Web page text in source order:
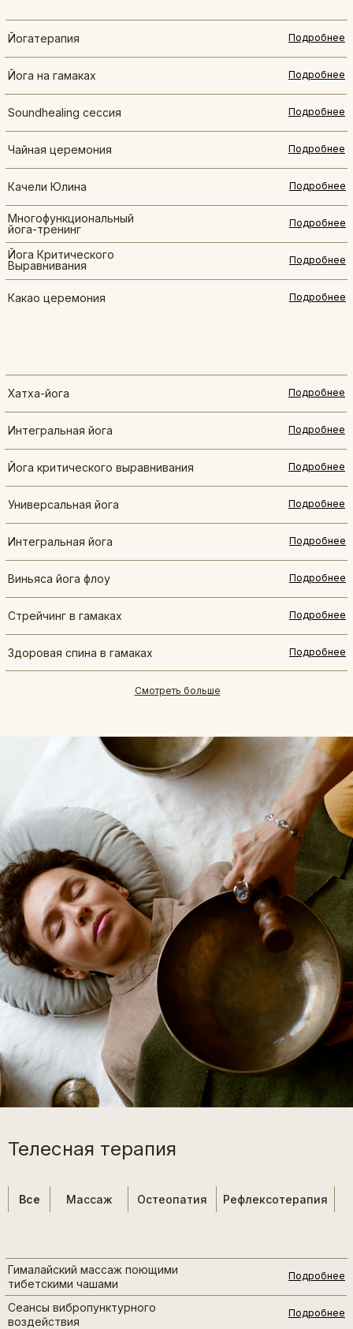
Йогатерапия Подробнее
Йога на гамаках Подробнее
Soundhealing сессия Подробнее
Чайная церемония Подробнее
Качели Юлина Подробнее
Многофункциональный
йога-тренинг
Подробнее
Йога Критического
Выравнивания
Подробнее
Какао церемония Подробнее
Хатха-йога Подробнее
Интегральная йога Подробнее
Йога критического выравнивания Подробнее
Универсальная йога Подробнее
Интегральная йога Подробнее
Виньяса йога флоу Подробнее
Стрейчинг в гамаках Подробнее
Здоровая спина в гамаках Подробнее
Смотреть больше
Телесная терапия
Все Массаж Остеопатия Рефлексотерапия
Все Массаж Остеопатия Рефлексотерапия
Гималайский массаж поющими
тибетскими чашами
Подробнее
Сеансы вибропунктурного
воздействия
Подробнее